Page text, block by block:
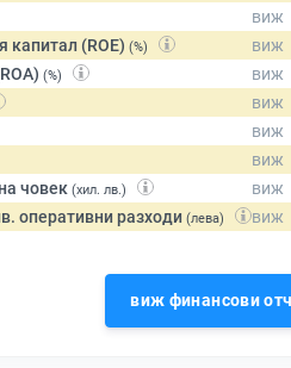
капитал (ROE) (%)
(%)
човек (хил. лв.)
оперативни разходи (лева)
виж финансови